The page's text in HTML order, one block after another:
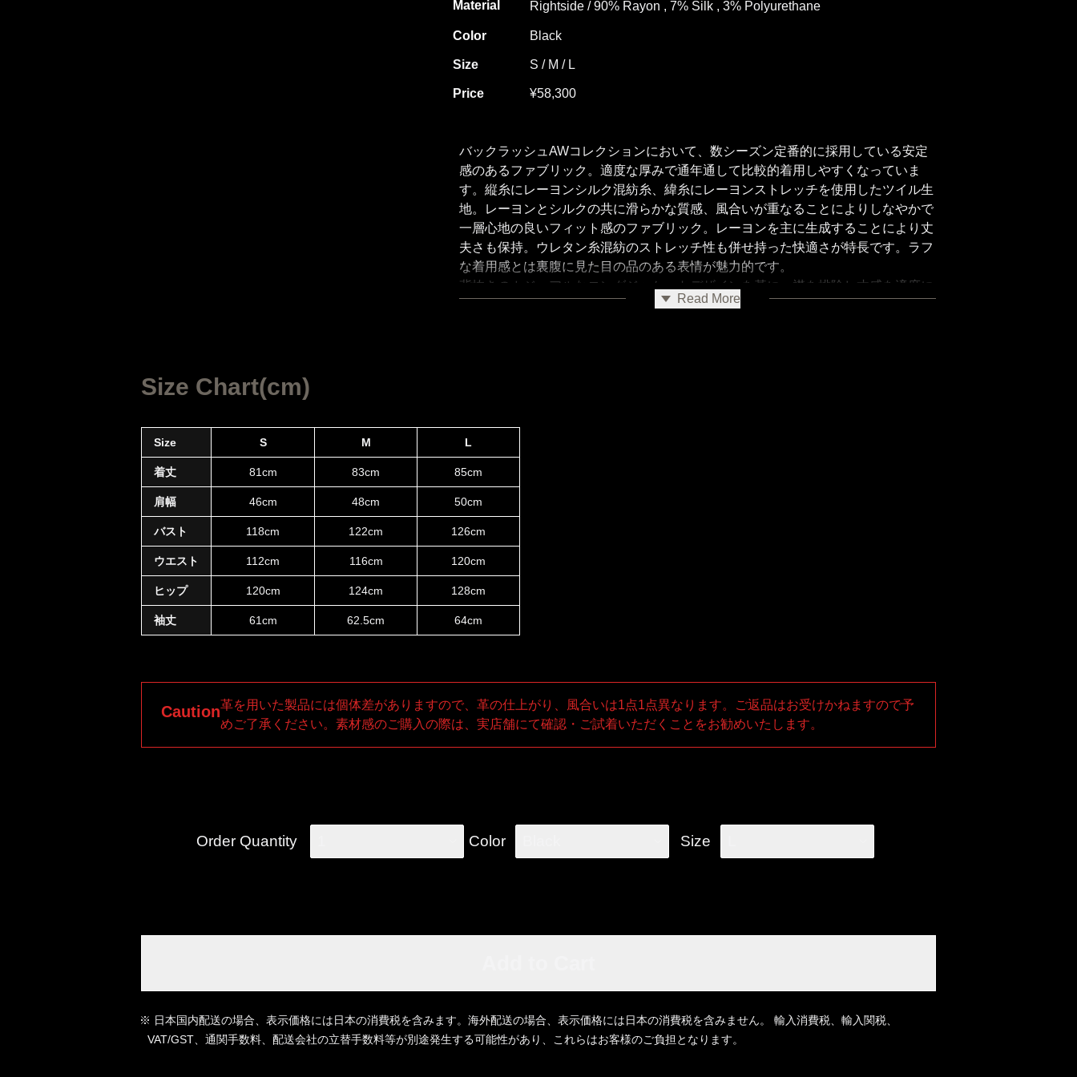
Material Rightside / 90% Rayon , 7% Silk , 3% Polyurethane
Color Black
Size S / M / L
Price ¥58,300
バックラッシュAWコレクションにおいて、数シーズン定番的に採用している安定
感のあるファブリック。適度な厚みで通年通して比較的着用しやすくなっていま
す。縦糸にレーヨンシルク混紡糸、緯糸にレーヨンストレッチを使用したツイル生
地。レーヨンとシルクの共に滑らかな質感、風合いが重なることによりしなやかで
一層心地の良いフィット感のファブリック。レーヨンを主に生成することにより丈
夫さも保持。ウレタン糸混紡のストレッチ性も併せ持った快適さが特長です。ラフ
な着用感とは裏腹に見た目の品のある表情が魅力的です。
背抜きのカジュアルなロングジャケットデザインを基に、襟を排除し丈感を適度に
短く設計。堅い印象にはならずカーディガン感覚でラフに羽織やすいデザインを、
Read More
Size Chart(cm)
Size S M L
着丈 81cm 83cm 85cm
肩幅 46cm 48cm 50cm
バスト 118cm 122cm 126cm
ウエスト 112cm 116cm 120cm
ヒップ 120cm 124cm 128cm
袖丈 61cm 62.5cm 64cm
Caution革を用いた製品には個体差がありますので、革の仕上がり、風合いは1点1点異なります。ご返品はお受けかねますので予
めご了承ください。素材感のご購入の際は、実店舗にて確認・ご試着いただくことをお勧めいたします。
Order Quantity Color Size
※ 日本国内配送の場合、表示価格には日本の消費税を含みます。海外配送の場合、表示価格には日本の消費税を含みません。 輸入消費税、輸入関税、
VAT/GST、通関手数料、配送会社の立替手数料等が別途発生する可能性があり、これらはお客様のご負担となります。